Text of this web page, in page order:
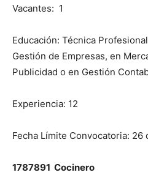
Vacantes: 1
Educación: Técnica
Gestión de Empresas, en
Publicidad o en Gestión
Experiencia: 12
Fecha Límite Convocatoria:
1787891 Cocinero